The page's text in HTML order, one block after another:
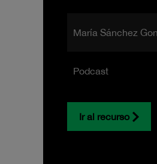
María Sánchez
Podcast
Ir al recurso